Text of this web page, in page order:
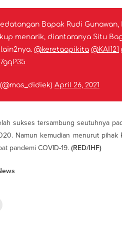
Bapak Rudi
menarik, diantaranya Situ
@keretaapikita @KAI121
April 26, 2021
sukses tersambung seutuhnya
Namun kemudian menurut
pandemi COVID-19. (RED/IHF)